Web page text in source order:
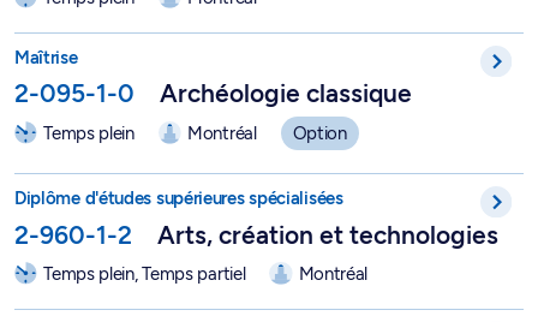
Maîtrise
2-095-1-0 Archéologie classique
Temps plein Montréal Option
Diplôme d'études supérieures spécialisées
2-960-1-2 Arts, création et technologies
Temps plein, Temps partiel Montréal